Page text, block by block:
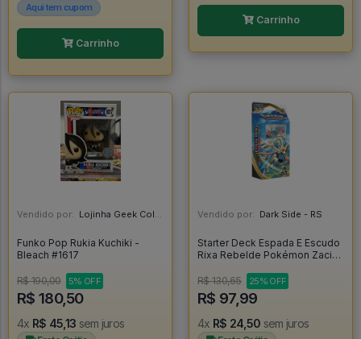
Aqui tem cupom
Carrinho
Carrinho
Vendido por: Lojinha Geek Colecionáveis - DF
Funko Pop Rukia Kuchiki -
Bleach #1617
R$ 190,00 5% OFF
R$ 180,50
4x R$ 45,13 sem juros
Vendido por: Dark Side - RS
Starter Deck Espada E Escudo
Rixa Rebelde Pokémon Zacian
R$ 130,65
25% OFF
R$ 97,99
4x R$ 24,50 sem juros